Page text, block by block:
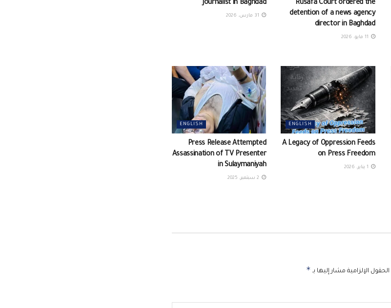
Rusafa Court ordered the
detention of a news agency
director in Baghdad
Journalist in Baghdad
ENGLISH
A Legacy of Oppression Feeds
on Press Freedom
ENGLISH
Press Release Attempted
Assassination of TV Presenter
in Sulaymaniyah
الحقول الإلزامية مشار إليها بـ *